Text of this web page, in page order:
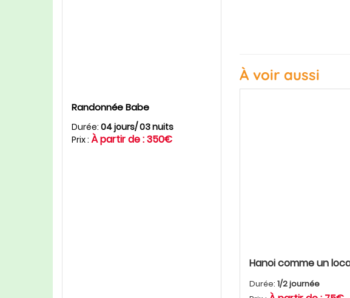
À voir aussi
Hanoi comme un
Durée: 1/2 journée
Randonnée Babe
Durée: 04 jours/ 03 nuits
Prix : À partir de : 350€